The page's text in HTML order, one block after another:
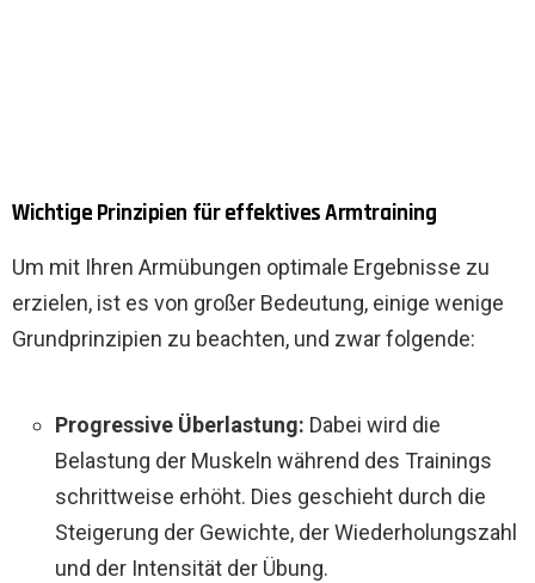
Wichtige Prinzipien für effektives Armtraining
Um mit Ihren Armübungen optimale Ergebnisse zu
erzielen, ist es von großer Bedeutung, einige wenige
Grundprinzipien zu beachten, und zwar folgende:
Progressive Überlastung: Dabei wird die
Belastung der Muskeln während des Trainings
schrittweise erhöht. Dies geschieht durch die
Steigerung der Gewichte, der Wiederholungszahl
und der Intensität der Übung.